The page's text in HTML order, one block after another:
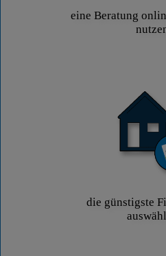
eine Beratung
die günstigste